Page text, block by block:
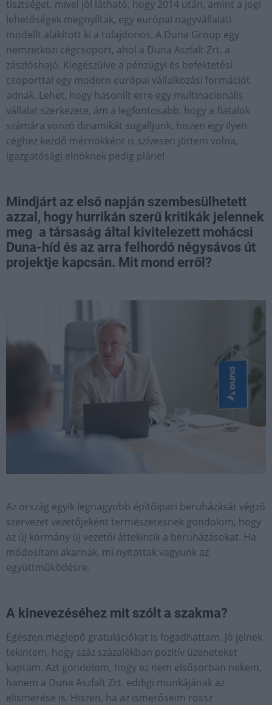
tisztséget, mivel jól látható, hogy 2014 után, amint a jogi
lehetőségek megnyíltak, egy európai nagyvállalati
modellt alakított ki a tulajdonos. A Duna Group egy
nemzetközi cégcsoport, ahol a Duna Aszfalt Zrt. a
zászlóshajó. Kiegészülve a pénzügyi és befektetési
csoporttal egy modern európai vállalkozási formációt
adnak. Lehet, hogy hasonlít erre egy multinacionális
vállalat szerkezete, ám a legfontosabb, hogy a fiatalok
számára vonzó dinamikát sugalljunk, hiszen egy ilyen
céghez kezdő mérnökként is szívesen jöttem volna,
igazgatósági elnöknek pedig pláne!
Mindjárt az első napján szembesülhetett
azzal, hogy hurrikán szerű kritikák jelennek
meg a társaság által kivitelezett mohácsi
Duna-híd és az arra felhordó négysávos út
projektje kapcsán. Mit mond erről?
Az ország egyik legnagyobb építőipari beruházását végző
szervezet vezetőjeként természetesnek gondolom, hogy
az új kormány új vezetői áttekintik a beruházásokat. Ha
módosítani akarnak, mi nyitottak vagyunk az
együttműködésre.
A kinevezéséhez mit szólt a szakma?
Egészen meglepő gratulációkat is fogadhattam. Jó jelnek
tekintem, hogy száz százalékban pozitív üzeneteket
kaptam. Azt gondolom, hogy ez nem elsősorban nekem,
hanem a Duna Aszfalt Zrt. eddigi munkájának az
elismerése is. Hiszen, ha az ismerőseim rossz